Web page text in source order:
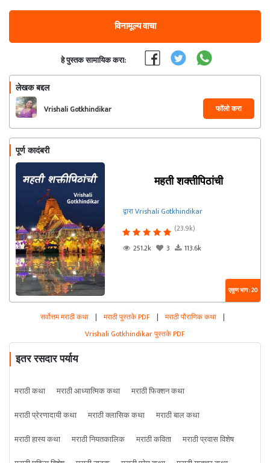
विनामूल्य वाचा
हे पुस्तक सामायिक करा:
लेखक बद्दल
Vrishali Gotkhindikar फॉलो करा
पूर्ण कादंबरी
महती शक्तीपिठांची
द्वारा Vrishali Gotkhindikar
(23.9k)
251.2k
3 113.6k
एकूण भाग : 20
सर्वोत्तम मराठी कथा | मराठी पुस्तके PDF | मराठी पौराणिक कथा |
Vrishali Gotkhindikar पुस्तके PDF
इतर रसदार पर्याय
मराठी कथा मराठी आध्यात्मिक कथा
मराठी फिक्शन कथा
मराठी प्रेरणादायी कथा
मराठी क्लासिक कथा
मराठी बाल कथा
मराठी हास्य कथा
मराठी नियतकालिक मराठी कविता
मराठी प्रवास विशेष